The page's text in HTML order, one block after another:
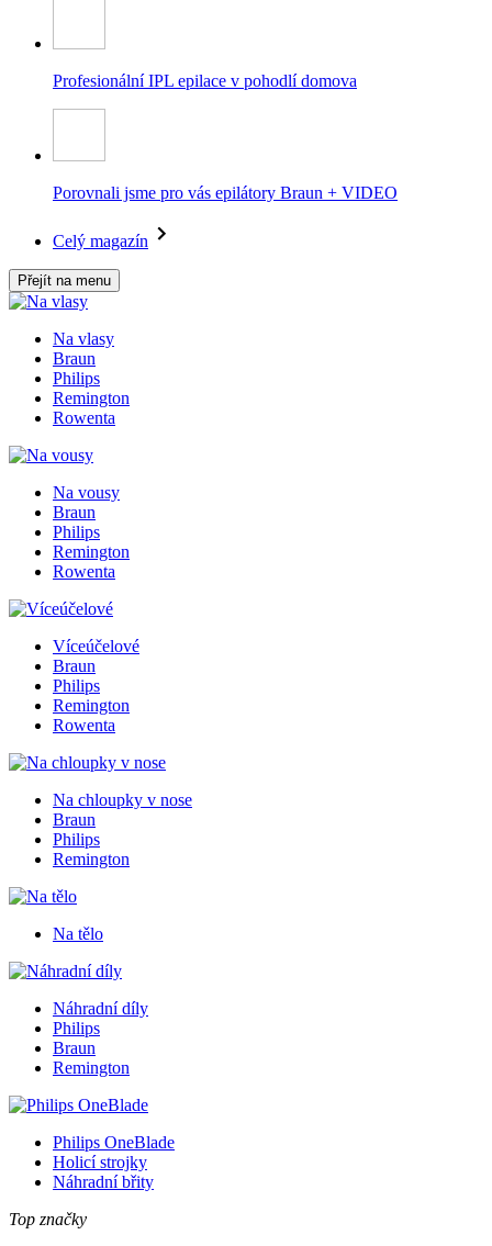
Profesionální IPL epilace v pohodlí domova
Porovnali jsme pro vás epilátory Braun + VIDEO
Celý magazín
Přejít na menu
Na vlasy
Braun
Philips
Remington
Rowenta
Na vousy
Braun
Philips
Remington
Rowenta
Víceúčelové
Braun
Philips
Remington
Rowenta
Na chloupky v nose
Braun
Philips
Remington
Na tělo
Náhradní díly
Philips
Braun
Remington
Philips OneBlade
Holicí strojky
Náhradní břity
Top značky